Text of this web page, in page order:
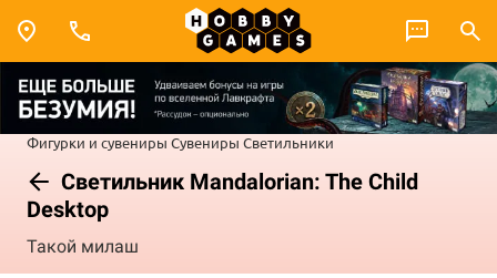
Фигурки и сувениры Сувениры Светильники
Светильник Mandalorian: The Child
Desktop
Такой милаш